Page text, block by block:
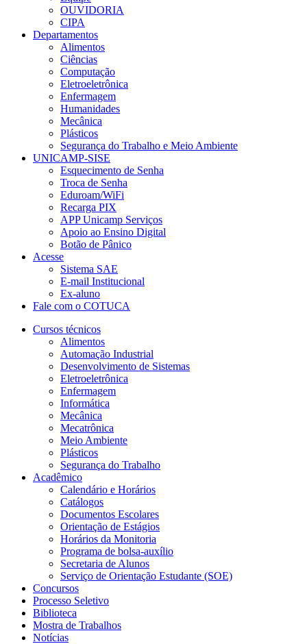
OUVIDORIA
CIPA
Departamentos
Alimentos
Ciências
Computação
Eletroeletrônica
Enfermagem
Humanidades
Mecânica
Plásticos
Segurança do Trabalho e Meio Ambiente
UNICAMP-SISE
Esquecimento de Senha
Troca de Senha
Eduroam/WiFi
Recarga PIX
APP Unicamp Serviços
Apoio ao Ensino Digital
Botão de Pânico
Acesse
Sistema SAE
E-mail Institucional
Ex-aluno
Fale com o COTUCA
Cursos técnicos
Alimentos
Automação Industrial
Desenvolvimento de Sistemas
Eletroeletrônica
Enfermagem
Informática
Mecânica
Mecatrônica
Meio Ambiente
Plásticos
Segurança do Trabalho
Acadêmico
Calendário e Horários
Catálogos
Documentos Escolares
Orientação de Estágios
Horários da Monitoria
Programa de bolsa-auxílio
Secretaria de Alunos
Serviço de Orientação Estudante (SOE)
Concursos
Processo Seletivo
Biblioteca
Mostra de Trabalhos
Notícias